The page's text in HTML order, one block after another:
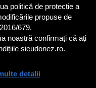
politică de protecție a
propuse de
679.
noastră confirmați că ați
sieudonez.ro.
detalii